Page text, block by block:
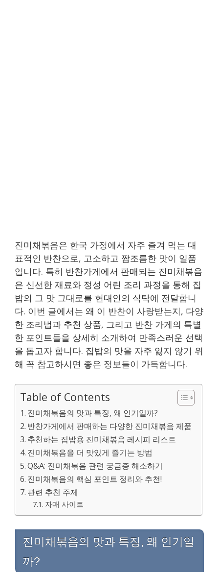
진미채볶음은 한국 가정에서 자주 즐겨 먹는 대
표적인 반찬으로, 고소하고 짭조름한 맛이 일품
입니다. 특히 반찬가게에서 판매되는 진미채볶음
은 신선한 재료와 정성 어린 조리 과정을 통해 집
밥의 그 맛 그대로를 현대인의 식탁에 전달합니
다. 이번 글에서는 왜 이 반찬이 사랑받는지, 다양
한 조리법과 추천 상품, 그리고 반찬 가게의 특별
한 포인트들을 상세히 소개하여 만족스러운 선택
을 돕고자 합니다. 집밥의 맛을 자주 잃지 않기 위
해 꼭 참고하시면 좋은 정보들이 가득합니다.
Table of Contents
진미채볶음의 맛과 특징, 왜 인기일까?
반찬가게에서 판매하는 다양한 진미채볶음 제품
추천하는 집밥용 진미채볶음 레시피 리스트
진미채볶음을 더 맛있게 즐기는 방법
Q&A: 진미채볶음 관련 궁금증 해소하기
진미채볶음의 핵심 포인트 정리와 추천!
관련 추천 주제
자매 사이트
진미채볶음의 맛과 특징, 왜 인기일
까?